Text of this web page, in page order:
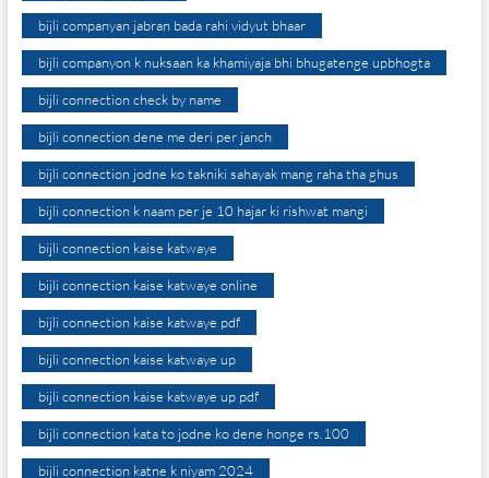
bijli companyan jabran bada rahi vidyut bhaar
bijli companyon k nuksaan ka khamiyaja bhi bhugatenge upbhogta
bijli connection check by name
bijli connection dene me deri per janch
bijli connection jodne ko takniki sahayak mang raha tha ghus
bijli connection k naam per je 10 hajar ki rishwat mangi
bijli connection kaise katwaye
bijli connection kaise katwaye online
bijli connection kaise katwaye pdf
bijli connection kaise katwaye up
bijli connection kaise katwaye up pdf
bijli connection kata to jodne ko dene honge rs.100
bijli connection katne k niyam 2024